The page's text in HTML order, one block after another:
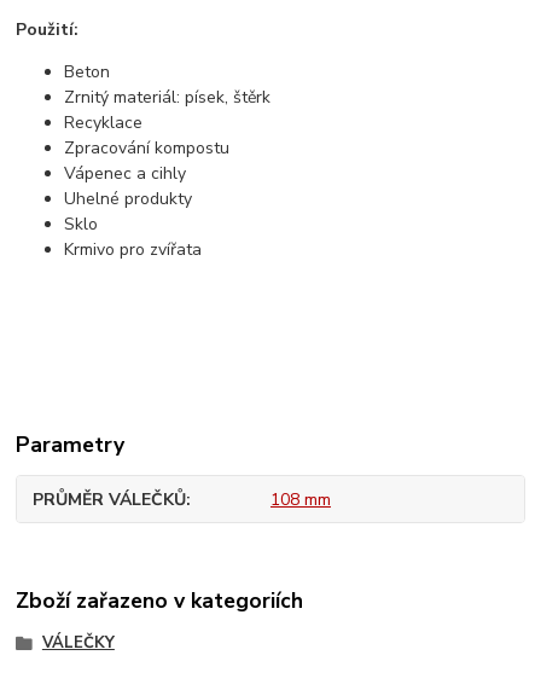
Použití:
Beton
Zrnitý materiál: písek, štěrk
Recyklace
Zpracování kompostu
Vápenec a cihly
Uhelné produkty
Sklo
Krmivo pro zvířata
Parametry
PRŮMĚR VÁLEČKŮ 108 mm
Zboží zařazeno v kategoriích
VÁLEČKY